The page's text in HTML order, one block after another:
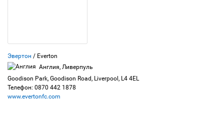
Эвертон / Everton
Англия, Ливерпуль
Goodison Park, Goodison Road, Liverpool, L4 4EL
Телефон: 0870 442 1878
www.evertonfc.com